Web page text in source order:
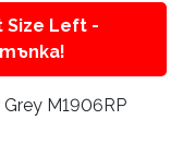
Size Left -
M1906RP